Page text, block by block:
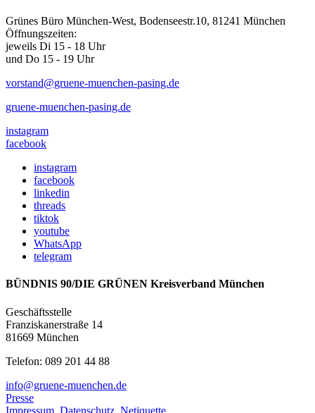
Grünes Büro München-West, Bodenseestr.10, 81241 München
Öffnungszeiten:
jeweils Di 15 - 18 Uhr
und Do 15 - 19 Uhr
vorstand@gruene-muenchen-pasing.de
gruene-muenchen-pasing.de
instagram
facebook
instagram
facebook
linkedin
threads
tiktok
youtube
WhatsApp
telegram
BÜNDNIS 90/DIE GRÜNEN Kreisverband München
Geschäftsstelle
Franziskanerstraße 14
81669 München
Telefon: 089 201 44 88
info@gruene-muenchen.de
Presse
Impressum Datenschutz Netiquette